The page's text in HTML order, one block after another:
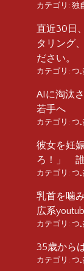
カテゴリ: 独
直近30日
タリング
ださい。
カテゴリ: つ
AIに淘汰
若手へ
カテゴリ: つ
彼女を妊
ろ！」 誰
カテゴリ: つ
乳首を噛
広系
カテゴリ: つ
35歳から
カテゴリ: つ